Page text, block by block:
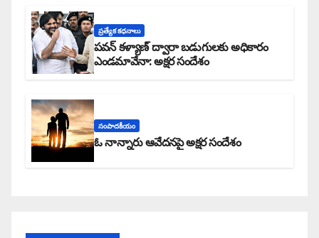
ప్రత్యేక కధనాలు
పవన్ కళ్యాణ్ ద్వారా బడుగులకు అధికారం
ఎండమావేనా: అక్షర సందేశం
సంపాదకీయం
ఓ నాన్నారు ఆవేదనపై అక్షర సందేశం